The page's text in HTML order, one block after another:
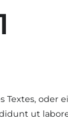
oder
ut